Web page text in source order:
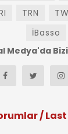
TRN
İBasso
Medya'da
/